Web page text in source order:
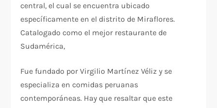
central, el cual se encuentra ubicado
específicamente en el distrito de Miraflores.
Catalogado como el mejor restaurante de
Sudamérica,
Fue fundado por Virgilio Martínez Véliz y se
especializa en comidas peruanas
contemporáneas. Hay que resaltar que este